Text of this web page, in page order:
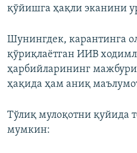
қўйишга ҳақли эканини
Шунингдек, карантинга
қўриқлаётган ИИВ
ҳарбийларининг
ҳақида ҳам аниқ
Тўлиқ мулоқотни қуйида
мумкин: